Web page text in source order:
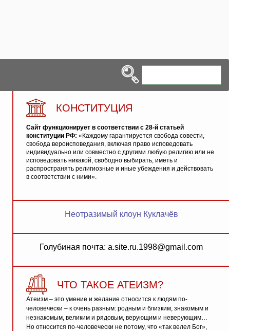
КОНСТИТУЦИЯ
Сайт функционирует в соответствии с 28-й статьей
конституции РФ: «Каждому гарантируется свобода совести,
свобода вероисповедания, включая право исповедовать
индивидуально или совместно с другими любую религию или не
исповедовать никакой, свободно выбирать, иметь и
распространять религиозные и иные убеждения и действовать
в соответствии с ними».
Неотразимый клоун Куклачёв
Голубиная почта: a.site.ru.1998@gmail.com
ЧТО ТАКОЕ АТЕИЗМ?
Атеизм – это умение и желание относится к людям по-
человечески – к очень разным: родным и близким, знакомым и
незнакомым, великим и рядовым, верующим и неверующим…
Но относится по-человечески не потому, что «так велел Бог»,